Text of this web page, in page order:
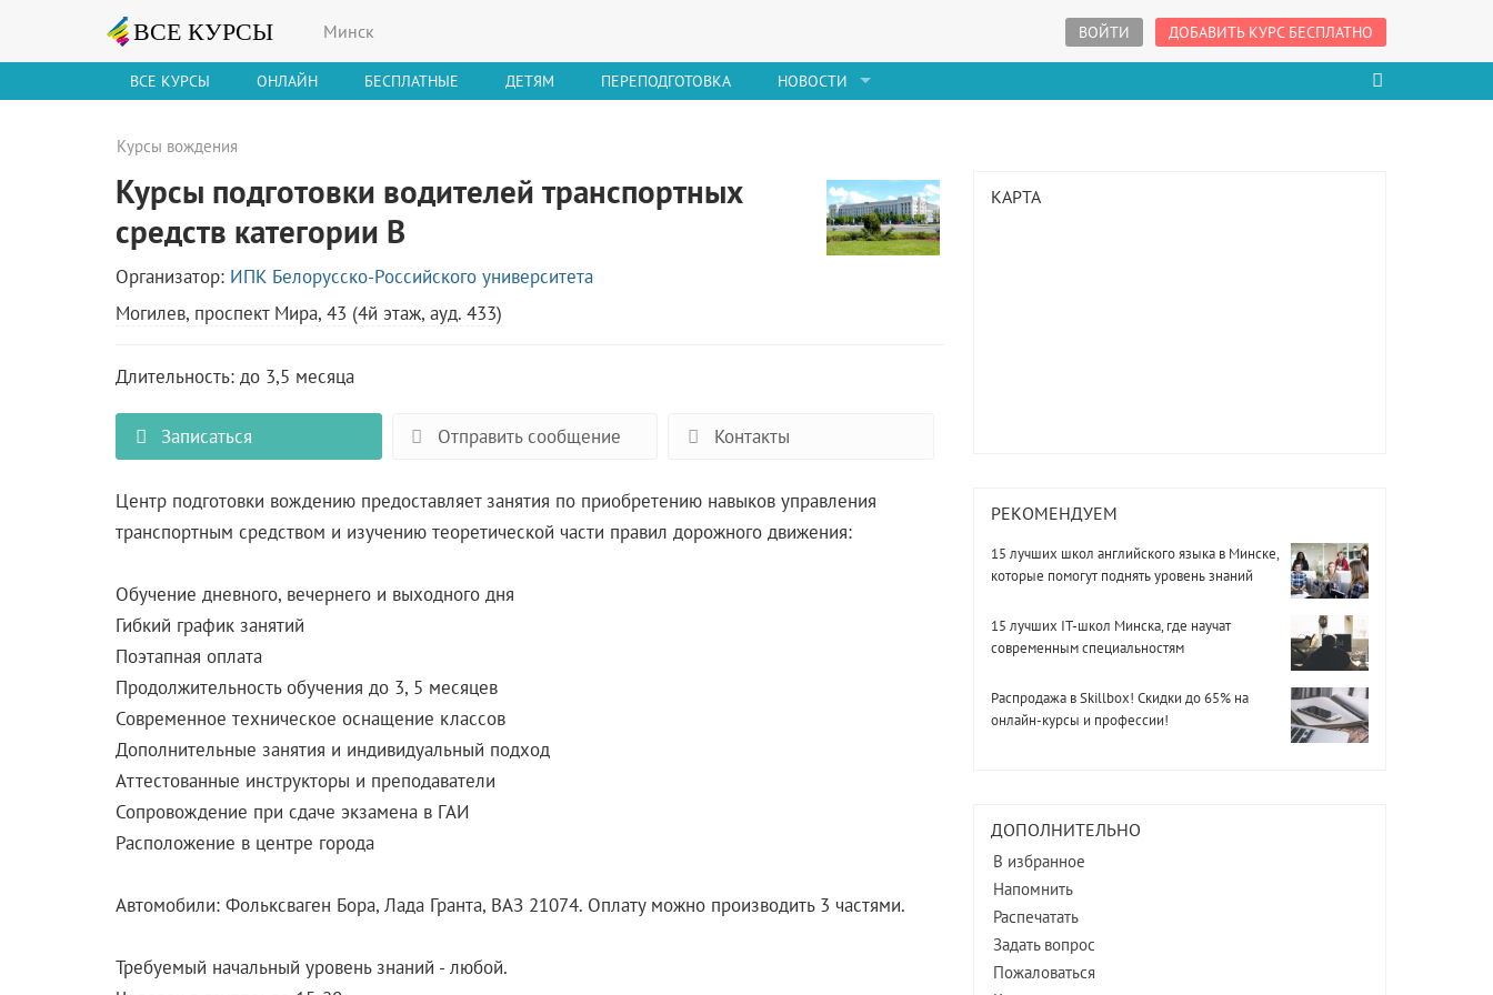
Минск ВОЙТИ ДОБАВИТЬ КУРС БЕСПЛАТНО
ВСЕ КУРСЫ ОНЛАЙН БЕСПЛАТНЫЕ ДЕТЯМ ПЕРЕПОДГОТОВКА НОВОСТИ
Курсы вождения
Курсы подготовки водителей транспортных
средств категории B
Организатор: ИПК Белорусско-Российского университета
Могилев, проспект Мира, 43 (4й этаж, ауд. 433)
Длительность: до 3,5 месяца
Записаться Отправить сообщение Контакты
Центр подготовки вождению предоставляет занятия по приобретению навыков управления
транспортным средством и изучению теоретической части правил дорожного движения:
Обучение дневного, вечернего и выходного дня
Гибкий график занятий
Поэтапная оплата
Продолжительность обучения до 3, 5 месяцев
Современное техническое оснащение классов
Дополнительные занятия и индивидуальный подход
Аттестованные инструкторы и преподаватели
Сопровождение при сдаче экзамена в ГАИ
Расположение в центре города
Автомобили: Фольксваген Бора, Лада Гранта, ВАЗ 21074. Оплату можно производить 3 частями.
Требуемый начальный уровень знаний - любой.
КАРТА
РЕКОМЕНДУЕМ
15 лучших школ английского языка в Минске,
которые помогут поднять уровень знаний
15 лучших IT-школ Минска, где научат
современным специальностям
Распродажа в Skillbox! Скидки до 65% на
онлайн-курсы и профессии!
ДОПОЛНИТЕЛЬНО
В избранное
Напомнить
Распечатать
Задать вопрос
Пожаловаться